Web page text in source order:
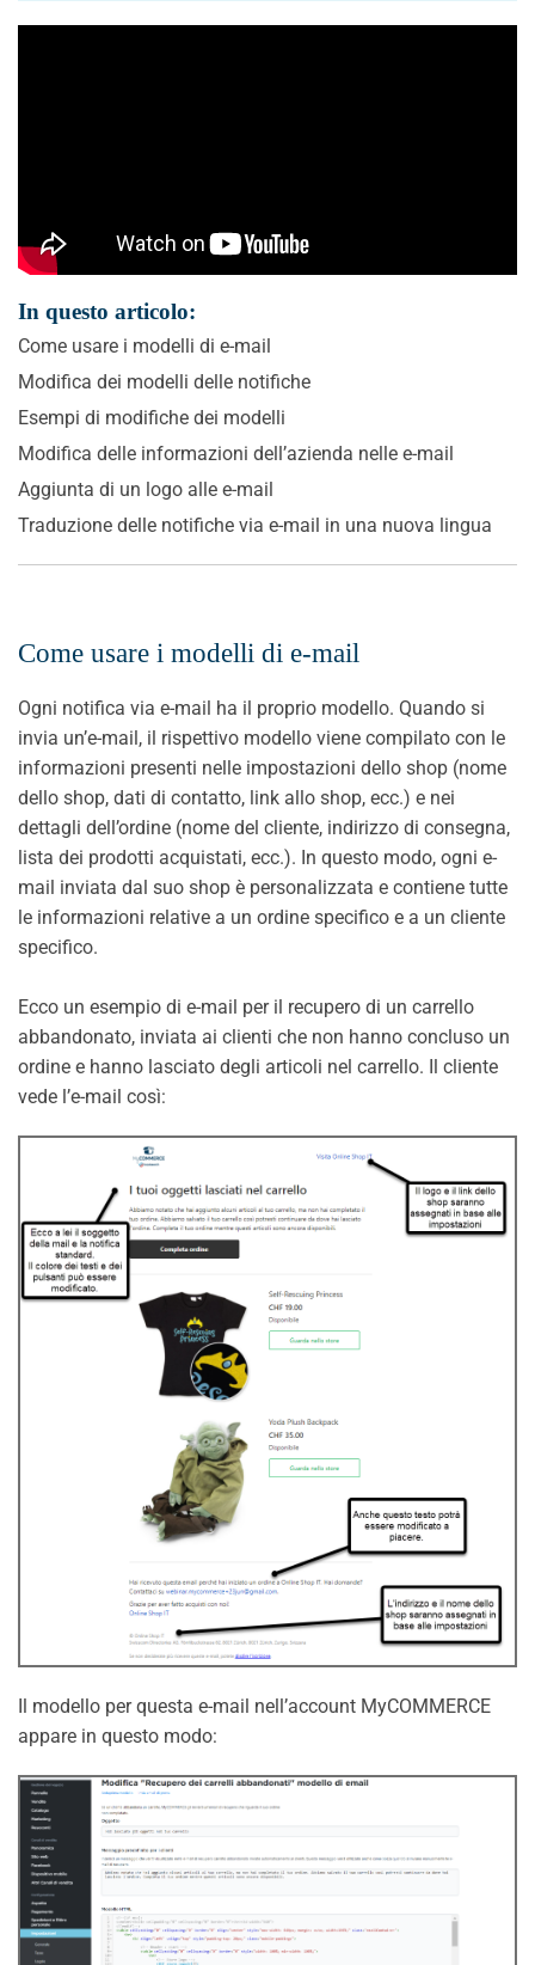
In questo articolo:
Come usare i modelli di e-mail
Modifica dei modelli delle notifiche
Esempi di modifiche dei modelli
Modifica delle informazioni dell’azienda nelle e-mail
Aggiunta di un logo alle e-mail
Traduzione delle notifiche via e-mail in una nuova lingua
Come usare i modelli di e-mail
Ogni notifica via e-mail ha il proprio modello. Quando si
invia un’e-mail, il rispettivo modello viene compilato con le
informazioni presenti nelle impostazioni dello shop (nome
dello shop, dati di contatto, link allo shop, ecc.) e nei
dettagli dell’ordine (nome del cliente, indirizzo di consegna,
lista dei prodotti acquistati, ecc.). In questo modo, ogni e-
mail inviata dal suo shop è personalizzata e contiene tutte
le informazioni relative a un ordine specifico e a un cliente
specifico.
Ecco un esempio di e-mail per il recupero di un carrello
abbandonato, inviata ai clienti che non hanno concluso un
ordine e hanno lasciato degli articoli nel carrello. Il cliente
vede l’e-mail così:
Il modello per questa e-mail nell’account MyCOMMERCE
appare in questo modo: